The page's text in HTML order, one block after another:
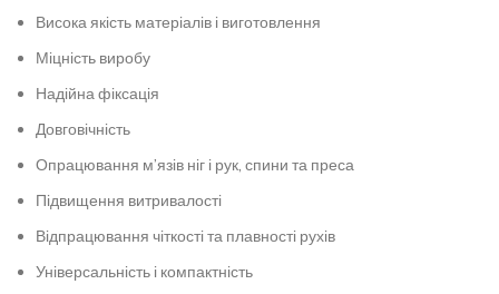
Висока якість матеріалів і виготовлення
Міцність виробу
Надійна фіксація
Довговічність
Опрацювання м’язів ніг і рук, спини та преса
Підвищення витривалості
Відпрацювання чіткості та плавності рухів
Універсальність і компактність